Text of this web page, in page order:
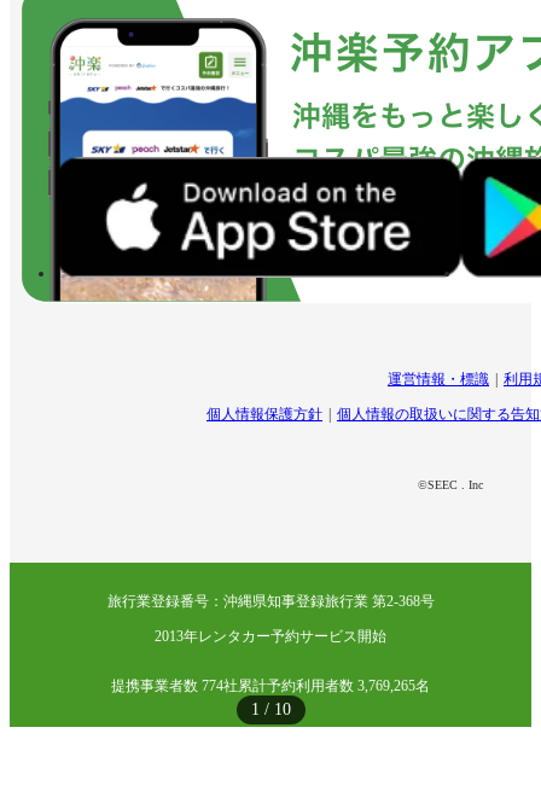
1 / 10
運営情報・標識 利用
個人情報保護方針 個人情報の取扱いに関する告
©SEEC . Inc
旅行業登録番号：沖縄県知事登録旅行業 第2-368号
2013年レンタカー予約サービス開始
提携事業者数 774社累計予約利用者数 3,769,265名